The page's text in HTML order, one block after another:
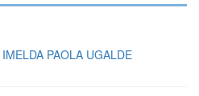
IMELDA PAOLA UGALDE